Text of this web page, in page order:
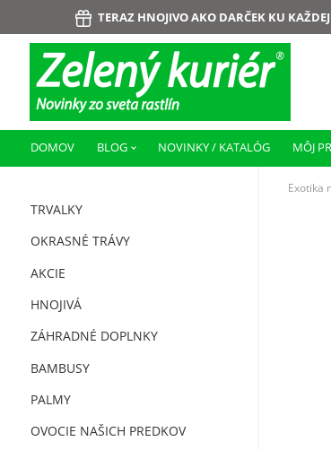
TERAZ HNOJIVO AKO DARČEK KU
DOMOV BLOG NOVINKY / KATALÓG MÔJ
TRVALKY
OKRASNÉ TRÁVY
AKCIE
HNOJIVÁ
ZÁHRADNÉ DOPLNKY
BAMBUSY
PALMY
OVOCIE NAŠICH PREDKOV
Exotika